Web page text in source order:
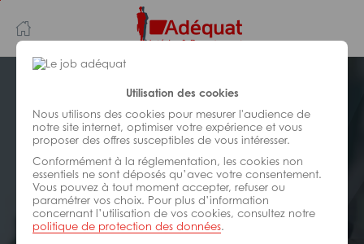
Utilisation des cookies
Nous utilisons des cookies pour mesurer l'audience de
notre site internet, optimiser votre expérience et vous
proposer des offres susceptibles de vous intéresser.
Conformément à la réglementation, les cookies non
essentiels ne sont déposés qu’avec votre consentement.
Vous pouvez à tout moment accepter, refuser ou
paramétrer vos choix. Pour plus d’information
concernant l’utilisation de vos cookies, consultez notre
politique de protection des données.
au
contenu
principal
navigation
INDUSTRIE/FABRICATION/
TRANSFORMATION
Réf : 0C8-312799
Boucher/desosseur H/F
Interim leulinghem